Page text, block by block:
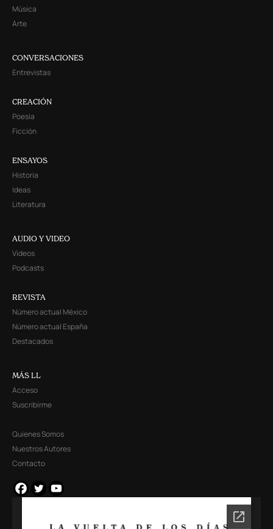
Música
Arte
CONVERSACIONES
Entrevistas
CREACIÓN
Poesía
Ficción
ENSAYOS
Historia
Ideas
Literatura
AUDIO Y VIDEO
Videos
Podcasts
REVISTA
Número actual México
Número actual España
Destacados
MÁS LL
Acceso
Suscribirme
Quienes Somos
Nuestros Autores
Contacto